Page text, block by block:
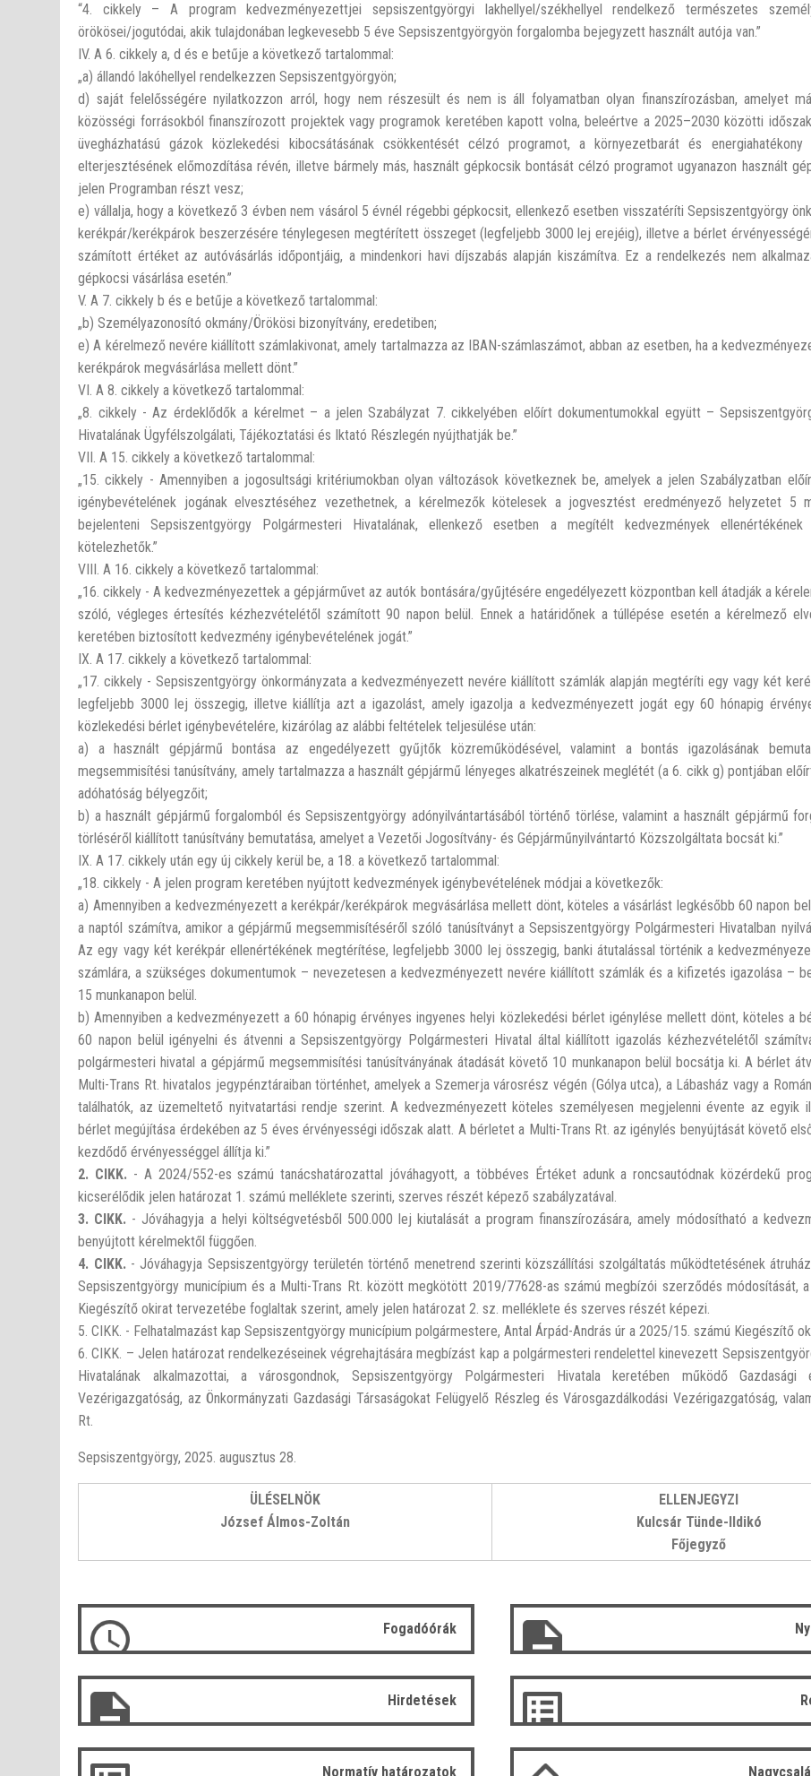
“4. cikkely – A program kedvezményezettjei sepsiszentgyörgyi lakhellyel/székhellyel rendelkező természetes
örökösei/jogutódai, akik tulajdonában legkevesebb 5 éve Sepsiszentgyörgyön forgalomba bejegyzett használt autója van.”
IV. A 6. cikkely a, d és e betűje a következő tartalommal:
„a) állandó lakóhellyel rendelkezzen Sepsiszentgyörgyön;
d) saját felelősségére nyilatkozzon arról, hogy nem részesült és nem is áll folyamatban olyan finanszírozásban, amelyet
közösségi forrásokból finanszírozott projektek vagy programok keretében kapott volna, beleértve a 2025–2030 közötti
üvegházhatású gázok közlekedési kibocsátásának csökkentését célzó programot, a környezetbarát és
elterjesztésének előmozdítása révén, illetve bármely más, használt gépkocsik bontását célzó programot ugyanazon használt
jelen Programban részt vesz;
e) vállalja, hogy a következő 3 évben nem vásárol 5 évnél régebbi gépkocsit, ellenkező esetben visszatéríti Sepsiszentgyörgy
kerékpár/kerékpárok beszerzésére ténylegesen megtérített összeget (legfeljebb 3000 lej erejéig), illetve a bérlet
számított értéket az autóvásárlás időpontjáig, a mindenkori havi díjszabás alapján kiszámítva. Ez a rendelkezés nem
gépkocsi vásárlása esetén.”
V. A 7. cikkely b és e betűje a következő tartalommal:
„b) Személyazonosító okmány/Örökösi bizonyítvány, eredetiben;
e) A kérelmező nevére kiállított számlakivonat, amely tartalmazza az IBAN-számlaszámot, abban az esetben, ha a
kerékpárok megvásárlása mellett dönt.”
VI. A 8. cikkely a következő tartalommal:
„8. cikkely - Az érdeklődők a kérelmet – a jelen Szabályzat 7. cikkelyében előírt dokumentumokkal együtt –
Hivatalának Ügyfélszolgálati, Tájékoztatási és Iktató Részlegén nyújthatják be.”
VII. A 15. cikkely a következő tartalommal:
„15. cikkely - Amennyiben a jogosultsági kritériumokban olyan változások következnek be, amelyek a jelen Szabályzatban
igénybevételének jogának elvesztéséhez vezethetnek, a kérelmezők kötelesek a jogvesztést eredményező helyzetet 5
bejelenteni Sepsiszentgyörgy Polgármesteri Hivatalának, ellenkező esetben a megítélt kedvezmények ellenértékének
kötelezhetők.”
VIII. A 16. cikkely a következő tartalommal:
„16. cikkely - A kedvezményezettek a gépjárművet az autók bontására/gyűjtésére engedélyezett központban kell átadják a
szóló, végleges értesítés kézhezvételétől számított 90 napon belül. Ennek a határidőnek a túllépése esetén a kérelmező
keretében biztosított kedvezmény igénybevételének jogát.”
IX. A 17. cikkely a következő tartalommal:
„17. cikkely - Sepsiszentgyörgy önkormányzata a kedvezményezett nevére kiállított számlák alapján megtéríti egy vagy két
legfeljebb 3000 lej összegig, illetve kiállítja azt a igazolást, amely igazolja a kedvezményezett jogát egy 60 hónapig
közlekedési bérlet igénybevételére, kizárólag az alábbi feltételek teljesülése után:
a) a használt gépjármű bontása az engedélyezett gyűjtők közreműködésével, valamint a bontás igazolásának
megsemmisítési tanúsítvány, amely tartalmazza a használt gépjármű lényeges alkatrészeinek meglétét (a 6. cikk g) pontjában
adóhatóság bélyegzőit;
b) a használt gépjármű forgalomból és Sepsiszentgyörgy adónyilvántartásából történő törlése, valamint a használt gépjármű
törléséről kiállított tanúsítvány bemutatása, amelyet a Vezetői Jogosítvány- és Gépjárműnyilvántartó Közszolgáltata bocsát ki.”
IX. A 17. cikkely után egy új cikkely kerül be, a 18. a következő tartalommal:
„18. cikkely - A jelen program keretében nyújtott kedvezmények igénybevételének módjai a következők:
a) Amennyiben a kedvezményezett a kerékpár/kerékpárok megvásárlása mellett dönt, köteles a vásárlást legkésőbb 60 napon
a naptól számítva, amikor a gépjármű megsemmisítéséről szóló tanúsítványt a Sepsiszentgyörgy Polgármesteri Hivatalban
Az egy vagy két kerékpár ellenértékének megtérítése, legfeljebb 3000 lej összegig, banki átutalással történik a
számlára, a szükséges dokumentumok – nevezetesen a kedvezményezett nevére kiállított számlák és a kifizetés igazolása –
15 munkanapon belül.
b) Amennyiben a kedvezményezett a 60 hónapig érvényes ingyenes helyi közlekedési bérlet igénylése mellett dönt, köteles a
60 napon belül igényelni és átvenni a Sepsiszentgyörgy Polgármesteri Hivatal által kiállított igazolás kézhezvételétől
polgármesteri hivatal a gépjármű megsemmisítési tanúsítványának átadását követő 10 munkanapon belül bocsátja ki. A bérlet
Multi-Trans Rt. hivatalos jegypénztáraiban történhet, amelyek a Szemerja városrész végén (Gólya utca), a Lábasház vagy a
találhatók, az üzemeltető nyitvatartási rendje szerint. A kedvezményezett köteles személyesen megjelenni évente az egyik
bérlet megújítása érdekében az 5 éves érvényességi időszak alatt. A bérletet a Multi-Trans Rt. az igénylés benyújtását követő
kezdődő érvényességgel állítja ki.”
2. CIKK. - A 2024/552-es számú tanácshatározattal jóváhagyott, a többéves Értéket adunk a roncsautódnak közérdekű
kicserélődik jelen határozat 1. számú melléklete szerinti, szerves részét képező szabályzatával.
3. CIKK. - Jóváhagyja a helyi költségvetésből 500.000 lej kiutalását a program finanszírozására, amely módosítható a
benyújtott kérelmektől függően.
4. CIKK. - Jóváhagyja Sepsiszentgyörgy területén történő menetrend szerinti közszállítási szolgáltatás működtetésének
Sepsiszentgyörgy municípium és a Multi-Trans Rt. között megkötött 2019/77628-as számú megbízói szerződés módosítását,
Kiegészítő okirat tervezetébe foglaltak szerint, amely jelen határozat 2. sz. melléklete és szerves részét képezi.
5. CIKK. - Felhatalmazást kap Sepsiszentgyörgy municípium polgármestere, Antal Árpád-András úr a 2025/15. számú Kiegészítő
6. CIKK. – Jelen határozat rendelkezéseinek végrehajtására megbízást kap a polgármesteri rendelettel kinevezett
Hivatalának alkalmazottai, a városgondnok, Sepsiszentgyörgy Polgármesteri Hivatala keretében működő Gazdasági
Vezérigazgatóság, az Önkormányzati Gazdasági Társaságokat Felügyelő Részleg és Városgazdálkodási Vezérigazgatóság,
Rt.
Sepsiszentgyörgy, 2025. augusztus 28.
ÜLÉSELNÖK
József Álmos-Zoltán
ELLENJEGYZI
Kulcsár Tünde-Ildikó
Főjegyző
Fogadóórák
Hirdetések
Normatív határozatok